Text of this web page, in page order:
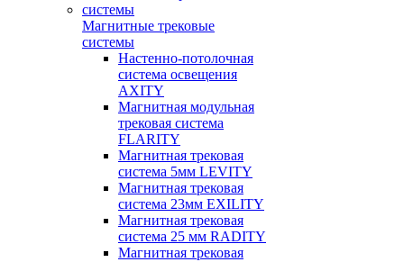
Магнитные трековые
системы
Настенно-потолочная
система освещения
AXITY
Магнитная модульная
трековая система
FLARITY
Магнитная трековая
система 5мм LEVITY
Магнитная трековая
система 23мм EXILITY
Магнитная трековая
система 25 мм RADITY
Магнитная трековая